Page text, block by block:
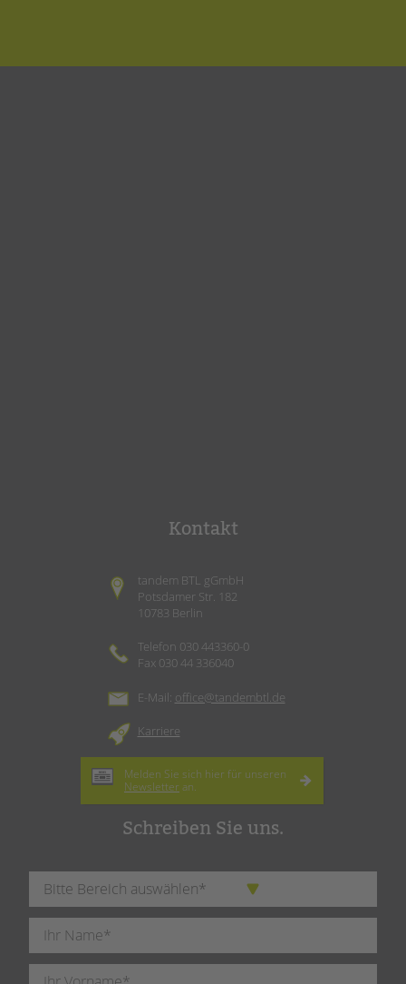
Kontakt
tandem BTL gGmbH
Potsdamer Str. 182
10783 Berlin
Telefon 030 443360-0
Fax 030 44 336040
E-Mail: office@tandembtl.de
Karriere
Melden Sie sich hier für unseren
Newsletter an.
Schreiben Sie uns.